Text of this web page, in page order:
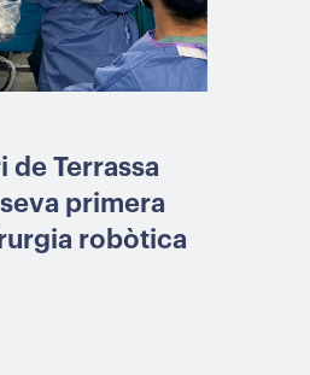
de Terrassa
primera
robòtica